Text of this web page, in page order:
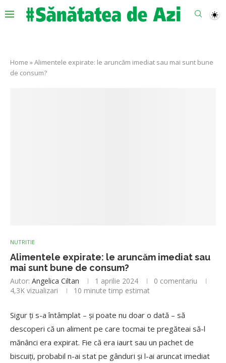
Home »Alimentele expirate: le aruncăm imediat sau mai sunt bune
de consum?
NUTRITIE
Alimentele expirate: le aruncăm imediat sau
mai sunt bune de consum?
Autor: Angelica Ciltan 1 aprilie 2024
0 comentariu
4,3K vizualizari 10 minute timp estimat
Sigur ți s-a întâmplat – și poate nu doar o dată – să
descoperi că un aliment pe care tocmai te pregăteai să-l
mănânci era expirat. Fie că era iaurt sau un pachet de
biscuiți, probabil n-ai stat pe gânduri și l-ai aruncat imediat